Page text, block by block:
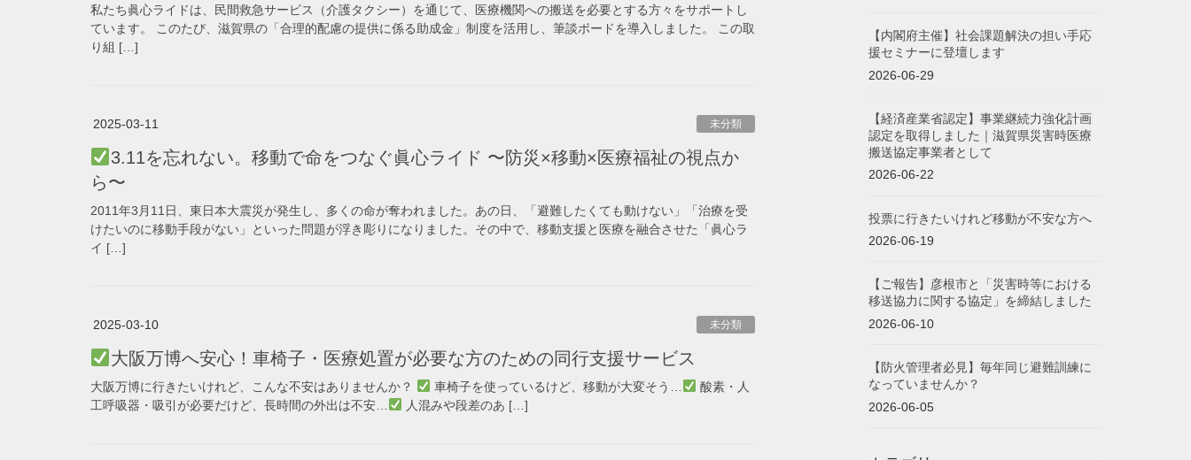
私たち眞心ライドは、民間救急サービス（介護タクシー）を通じて、医療機関への搬送を必要とする方々をサポートし
ています。 このたび、滋賀県の「合理的配慮の提供に係る助成金」制度を活用し、筆談ボードを導入しました。 この取
り組 […]
2025-03-11 未分類
3.11を忘れない。移動で命をつなぐ眞心ライド 〜防災×移動×医療福祉の視点か
ら〜
2011年3月11日、東日本大震災が発生し、多くの命が奪われました。あの日、「避難したくても動けない」「治療を受
けたいのに移動手段がない」といった問題が浮き彫りになりました。その中で、移動支援と医療を融合させた「眞心ラ
イ […]
2025-03-10 未分類
大阪万博へ安心！車椅子・医療処置が必要な方のための同行支援サービス
大阪万博に行きたいけれど、こんな不安はありませんか？ 車椅子を使っているけど、移動が大変そう…
酸素・人
工呼吸器・吸引が必要だけど、長時間の外出は不安…
人混みや段差のあ […]
【内閣府主催】社会課題解決の担い手応
援セミナーに登壇します
2026-06-29
【経済産業省認定】事業継続力強化計画
認定を取得しました｜滋賀県災害時医療
搬送協定事業者として
2026-06-22
投票に行きたいけれど移動が不安な方へ
2026-06-19
【ご報告】彦根市と「災害時等における
移送協力に関する協定」を締結しました
2026-06-10
【防火管理者必見】毎年同じ避難訓練に
なっていませんか？
2026-06-05